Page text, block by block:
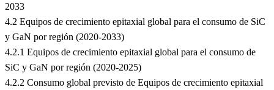
2033
4.2 Equipos de crecimiento epitaxial global para el consumo de SiC
y GaN por región (2020-2033)
4.2.1 Equipos de crecimiento epitaxial global para el consumo de
SiC y GaN por región (2020-2025)
4.2.2 Consumo global previsto de Equipos de crecimiento epitaxial